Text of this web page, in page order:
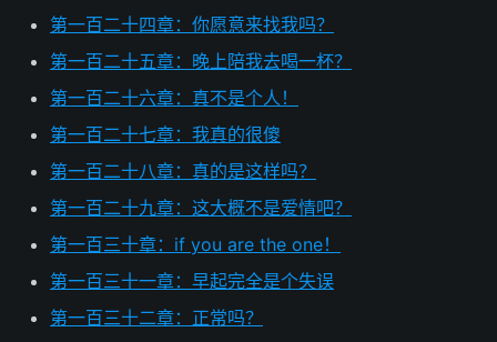
第一百二十四章：你愿意来找我吗？
第一百二十五章：晚上陪我去喝一杯？
第一百二十六章：真不是个人！
第一百二十七章：我真的很傻
第一百二十八章：真的是这样吗？
第一百二十九章：这大概不是爱情吧？
第一百三十章：if you are the one！
第一百三十一章：早起完全是个失误
第一百三十二章：正常吗？